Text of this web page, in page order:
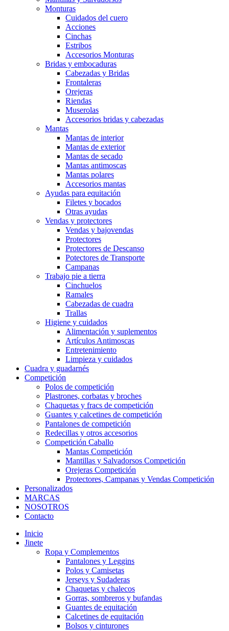
Monturas
Cuidados del cuero
Acciones
Cinchas
Estribos
Accesorios Monturas
Bridas y embocaduras
Cabezadas y Bridas
Frontaleras
Orejeras
Riendas
Muserolas
Accesorios bridas y cabezadas
Mantas
Mantas de interior
Mantas de exterior
Mantas de secado
Mantas antimoscas
Mantas polares
Accesorios mantas
Ayudas para equitación
Filetes y bocados
Otras ayudas
Vendas y protectores
Vendas y bajovendas
Protectores
Protectores de Descanso
Potectores de Transporte
Campanas
Trabajo pie a tierra
Cinchuelos
Ramales
Cabezadas de cuadra
Trallas
Higiene y cuidados
Alimentación y suplementos
Artículos Antimoscas
Entretenimiento
Limpieza y cuidados
Cuadra y guadarnés
Competición
Polos de competición
Plastrones, corbatas y broches
Chaquetas y fracs de competición
Guantes y calcetines de competición
Pantalones de competición
Redecillas y otros accesorios
Competición Caballo
Mantas Competición
Mantillas y Salvadorsos Competición
Orejeras Competición
Protectores, Campanas y Vendas Competición
Personalizados
MARCAS
NOSOTROS
Contacto
Inicio
Jinete
Ropa y Complementos
Pantalones y Leggins
Polos y Camisetas
Jerseys y Sudaderas
Chaquetas y chalecos
Gorras, sombreros y bufandas
Guantes de equitación
Calcetines de equitación
Bolsos y cinturones